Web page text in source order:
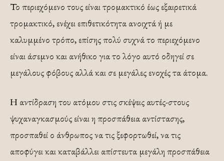
Το περιεχόμενο τους είναι τρομακτικό έως εξαιρετικά
τρομακτικό, ενέχει επιθετικότητα ανοιχτά ή με
καλυμμένο τρόπο, επίσης πολύ συχνά το περιεχόμενο
είναι άσεμνο και ανήθικο για το λόγο αυτό οδηγεί σε
μεγάλους φόβους αλλά και σε μεγάλες ενοχές τα άτομα.
Η αντίδραση του ατόμου στις σκέψεις αυτές-στους
ψυχαναγκασμούς είναι η προσπάθεια αντίστασης,
προσπαθεί ο άνθρωπος να τις ξεφορτωθεί, να τις
αποφύγει και καταβάλλει απίστευτα μεγάλη προσπάθεια